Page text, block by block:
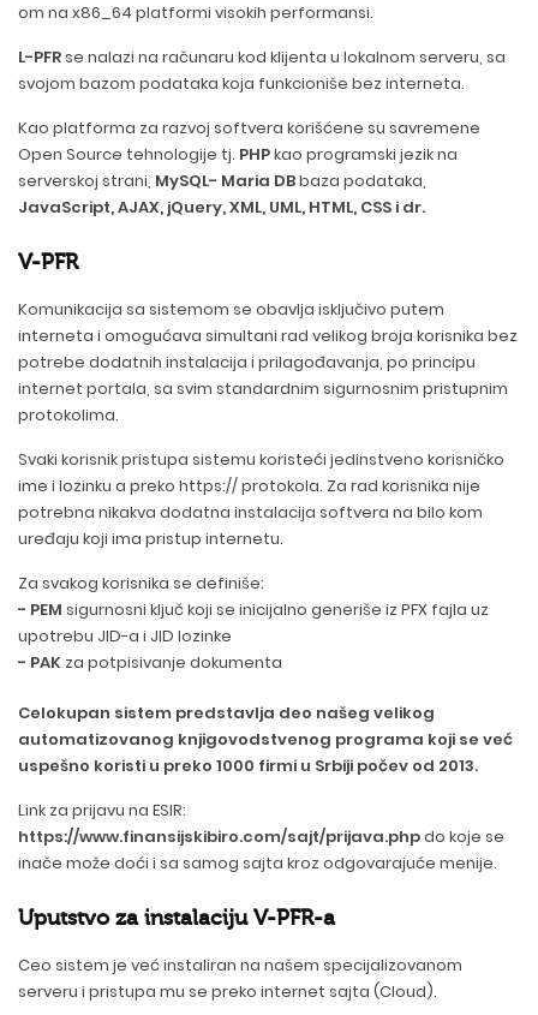
om na x86_64 platformi visokih performansi.
L-PFR se nalazi na računaru kod klijenta u lokalnom serveru, sa
svojom bazom podataka koja funkcioniše bez interneta.
Kao platforma za razvoj softvera korišćene su savremene
Open Source tehnologije tj. PHPkao programski jezik na
serverskoj strani, MySQL- Maria DBbaza podataka,
JavaScript, AJAX, jQuery, XML, UML, HTML, CSS i dr.
V-PFR
Komunikacija sa sistemom se obavlja isključivo putem
interneta i omogućava simultani rad velikog broja korisnika bez
potrebe dodatnih instalacija i prilagođavanja, po principu
internet portala, sa svim standardnim sigurnosnim pristupnim
protokolima.
Svaki korisnik pristupa sistemu koristeći jedinstveno korisničko
ime i lozinku a preko https:// protokola. Za rad korisnika nije
potrebna nikakva dodatna instalacija softvera na bilo kom
uređaju koji ima pristup internetu.
Za svakog korisnika se definiše:
- PEM sigurnosni ključ koji se inicijalno generiše iz PFX fajla uz
upotrebu JID-a i JID lozinke
- PAK za potpisivanje dokumenta
Celokupan sistem predstavlja deo našeg velikog
automatizovanog knjigovodstvenog programa koji se već
uspešno koristi u preko 1000 firmi u Srbiji počev od 2013.
Link za prijavu na ESIR:
https://www.finansijskibiro.com/sajt/prijava.phpdo koje se
inače može doći i sa samog sajta kroz odgovarajuće menije.
Uputstvo za instalaciju V-PFR-a
Ceo sistem je već instaliran na našem specijalizovanom
serveru i pristupa mu se preko internet sajta (Cloud).